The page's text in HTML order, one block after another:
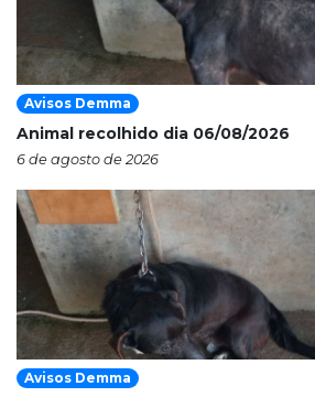
Avisos Demma
Animal recolhido dia 06/08/2026
6 de agosto de 2026
Avisos Demma